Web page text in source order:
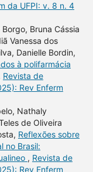
da UFPI: v. 8 n. 4
Bruna Cássia
Vanessa dos
Danielle Bordin,
à polifarmácia
Revista de
Rev Enferm
Nathaly
de Oliveira
Reflexões sobre
no Brasil:
, Revista de
Rev Enferm